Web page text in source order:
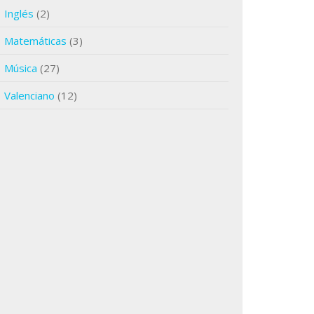
Inglés (2)
Matemáticas (3)
Música (27)
Valenciano (12)